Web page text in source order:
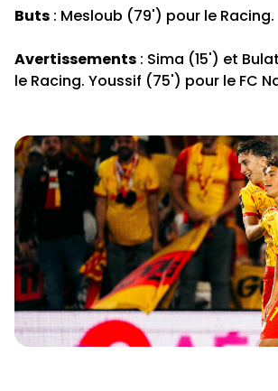
Buts : Mesloub (79') pour le Racing.
Avertissements : Sima (15') et
le Racing. Youssif (75') pour le FC